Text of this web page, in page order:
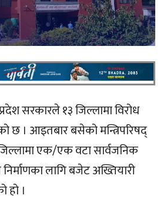
सरकारले १३ जिल्लामा विरोध
छ । आइतबार बसेको मन्त्रिपरिषद्
एक/एक वटा सार्वजनिक
लागि बजेट अख्तियारी
हो ।